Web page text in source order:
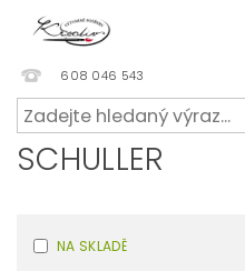
608 046 543
SCHULLER
NA SKLADĚ